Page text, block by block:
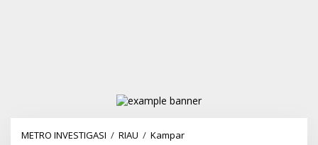
METRO INVESTIGASI / RIAU / Kampar